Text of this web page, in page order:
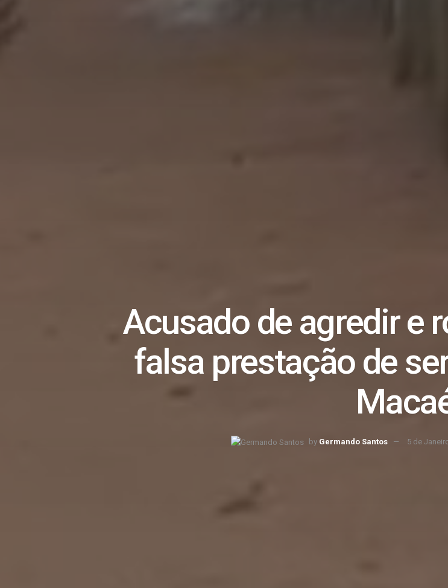
Acusado de agredir e
falsa prestação de
by Germando Santos 5 de